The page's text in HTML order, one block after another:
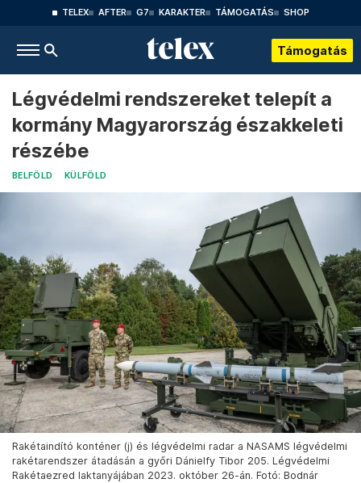
TELEX AFTER G7 KARAKTER TÁMOGATÁS SHOP
Támogatás
Légvédelmi rendszereket telepít a
kormány Magyarország északkeleti
részébe
BELFÖLD KÜLFÖLD
Rakétaindító konténer (j) és légvédelmi radar a NASAMS légvédelmi
rakétarendszer átadásán a győri Dánielfy Tibor 205. Légvédelmi
Rakétaezred laktanyájában 2023. október 26-án. Fotó: Bodnár